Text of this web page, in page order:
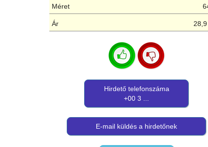
Méret
Ár
Hirdető telefonszáma
+00 3 ...
E-mail küldés a hirdetőnek